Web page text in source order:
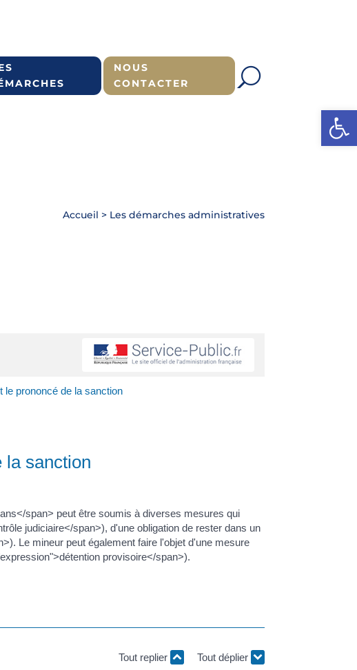
Ouvrir
NOUS
CONTACTER
Accueil > Les démarches administratives
le prononcé de la sanction
la sanction
span> peut être soumis à diverses mesures qui
judiciaire</span>), d'une obligation de rester dans un
Le mineur peut également faire l'objet d'une mesure
provisoire</span>).
Tout replier Tout déplier